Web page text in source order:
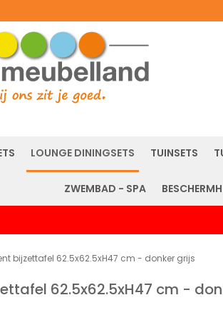
LOUNGE DININGSETS TUINSETS
ZWEMBAD - SPA
bijzettafel 62.5x62.5xH47 cm - donker grijs
62.5x62.5xH47 cm -